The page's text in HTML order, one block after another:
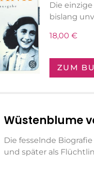
Die
bislang
18,00 €
ZUM
Wüstenblume
Die fesselnde
und später als